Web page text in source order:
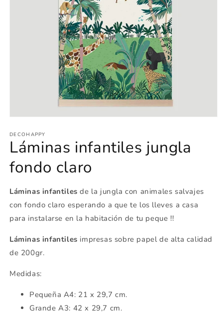
multimedia
1
en
ventana
modal
DECOHAPPY
Láminas infantiles jungla
fondo claro
Láminas infantilesde la jungla con animales salvajes
con fondo claro esperando a que te los lleves a casa
para instalarse en la habitación de tu peque !!
Láminas infantiles impresas sobre papel de alta calidad
de 200gr.
Medidas:
Pequeña A4: 21 x 29,7 cm.
Grande A3: 42 x 29,7 cm.